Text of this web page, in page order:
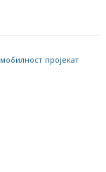
мобилност пројекат